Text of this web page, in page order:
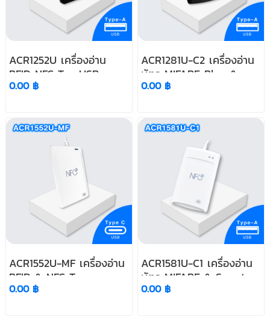
ACR1252U เครื่องอ่าน
RFID NFC Tag USB
Type-A
0.00 ฿
ACR1281U-C2 เครื่องอ่าน
บัตร MIFARE Plug &
Play USB Type-A
0.00 ฿
ACR1552U-MF เครื่องอ่าน
RFID & NFC Tag
0.00 ฿
ACR1581U-C1 เครื่องอ่าน
บัตร MIFARE & Smart
Card (Dual Reader)
0.00 ฿